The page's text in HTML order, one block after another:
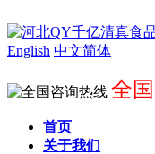
English 中文简体
全
首页
关于我们